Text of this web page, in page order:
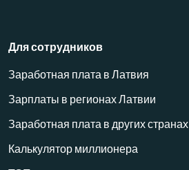
Для сотрудников
Заработная плата в Латвия
Зарплаты в регионах Латвии
Заработная плата в других странах
Калькулятор миллионера